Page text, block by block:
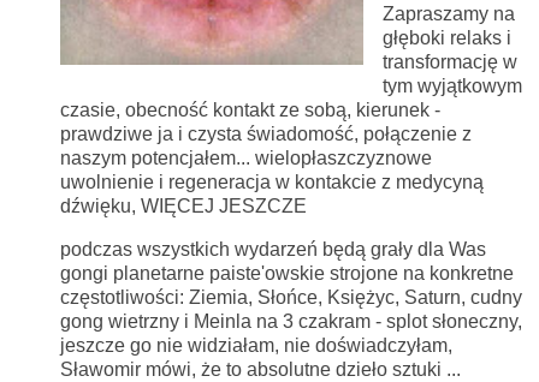
Zapraszamy na
głęboki relaks i
transformację w
tym wyjątkowym
czasie, obecność kontakt ze sobą, kierunek -
prawdziwe ja i czysta świadomość, połączenie z
naszym potencjałem... wielopłaszczyznowe
uwolnienie i regeneracja w kontakcie z medycyną
dźwięku, WIĘCEJ JESZCZE
podczas wszystkich wydarzeń będą grały dla Was
gongi planetarne paiste'owskie strojone na konkretne
częstotliwości: Ziemia, Słońce, Księżyc, Saturn, cudny
gong wietrzny i Meinla na 3 czakram - splot słoneczny,
jeszcze go nie widziałam, nie doświadczyłam,
Sławomir mówi, że to absolutne dzieło sztuki ...